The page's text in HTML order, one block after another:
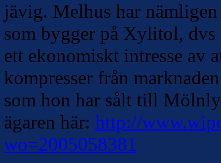
jävig. Melhus har
som bygger på Xylitol,
ett ekonomiskt intresse av
kompresser från
som hon har sålt till
ägaren här: http://
wo=2005058381